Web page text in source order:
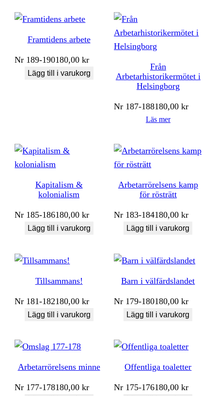
Framtidens arbete
Nr 189-190180,00kr
Lägg till i varukorg
Från
Arbetarhistorikermötet i
Helsingborg
Nr 187-188180,00kr
Läs mer
Kapitalism &
kolonialism
Nr 185-186180,00kr
Lägg till i varukorg
Arbetarrörelsens kamp
för rösträtt
Nr 183-184180,00kr
Lägg till i varukorg
Tillsammans!
Nr 181-182180,00kr
Lägg till i varukorg
Barn i välfärdslandet
Nr 179-180180,00kr
Lägg till i varukorg
Arbetarrörelsens minne
Nr 177-178180,00kr
Offentliga toaletter
Nr 175-176180,00kr